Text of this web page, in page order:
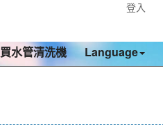
登入
買水管清洗機 Language